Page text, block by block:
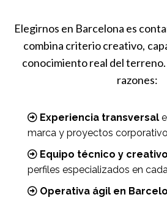
Elegirnos en Barcelona es
combina criterio creativo,
conocimiento real del terreno.
razones:
Experiencia transversal
marca y proyectos
Equipo técnico y
perfiles especializados en
Operativa ágil en